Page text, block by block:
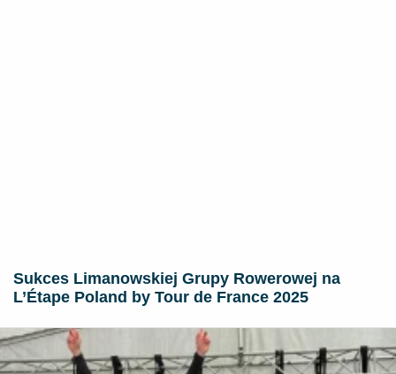
Sukces Limanowskiej Grupy Rowerowej na
L’Étape Poland by Tour de France 2025